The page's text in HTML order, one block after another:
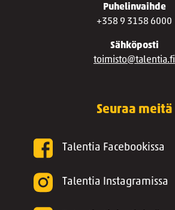
Puhelinvaihde
+358 9 3158 6000
Sähköposti
toimisto@talentia.fi
Seuraa meitä
Talentia Facebookissa
Talentia Instagramissa